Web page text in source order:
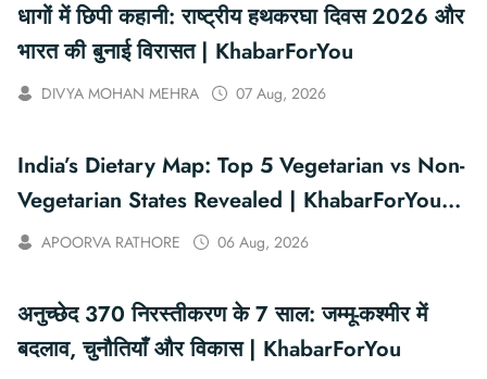
धागों में छिपी कहानी: राष्ट्रीय हथकरघा दिवस 2026 और
भारत की बुनाई विरासत | KhabarForYou
DIVYA MOHAN MEHRA 07 Aug, 2026
India’s Dietary Map: Top 5 Vegetarian vs Non-
Vegetarian States Revealed | KhabarForYou
(In Hindi And English)
APOORVA RATHORE 06 Aug, 2026
अनुच्छेद 370 निरस्तीकरण के 7 साल: जम्मू-कश्मीर में
बदलाव, चुनौतियाँ और विकास | KhabarForYou